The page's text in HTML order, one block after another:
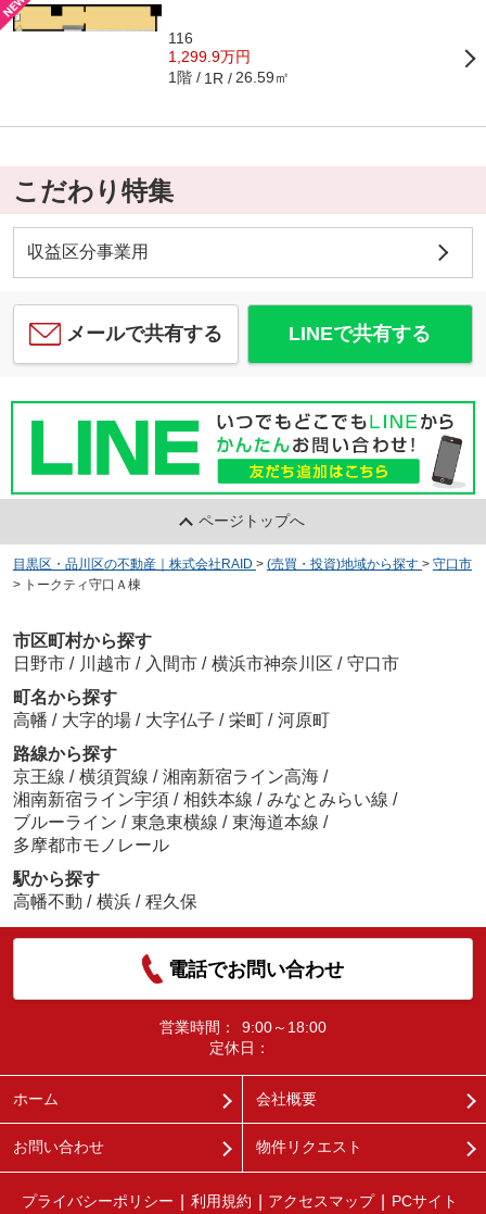
116
1,299.9万円
1階 1R 26.59㎡
こだわり特集
収益区分事業用
メールで共有する LINEで共有する
ページトップへ
目黒区・品川区の不動産｜株式会社RAID > (売買・投資)地域から探す > 守口市
> トークティ守口Ａ棟
市区町村から探す
日野市 / 川越市 / 入間市 / 横浜市神奈川区 / 守口市
町名から探す
高幡 / 大字的場 / 大字仏子 / 栄町 / 河原町
路線から探す
京王線 / 横須賀線 / 湘南新宿ライン高海 /
湘南新宿ライン宇須 / 相鉄本線 / みなとみらい線 /
ブルーライン / 東急東横線 / 東海道本線 /
多摩都市モノレール
駅から探す
高幡不動 / 横浜 / 程久保
電話でお問い合わせ
営業時間：
9:00～18:00
定休日：
ホーム 会社概要
お問い合わせ 物件リクエスト
プライバシーポリシー 利用規約 アクセスマップ PCサイト